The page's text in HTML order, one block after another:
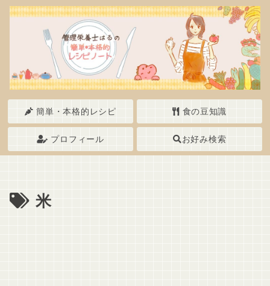
簡単・本格的レシピ 食の豆知識
プロフィール お好み検索
米